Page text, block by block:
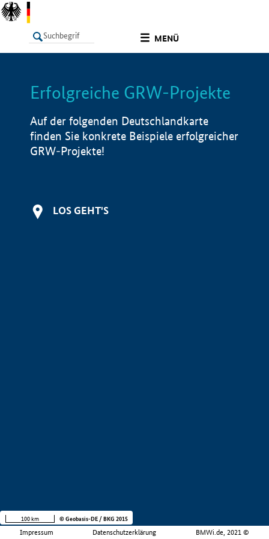
MENÜ
LISTE Info
Erfolgreiche GRW-Projekte
Auf der folgenden Deutschlandkarte
finden Sie konkrete Beispiele erfolgreicher
GRW-Projekte!
LOS GEHT'S
Impressum Datenschutzerklärung BMWi.de, 2021 ©
100 km © Geobasis-DE / BKG 2015